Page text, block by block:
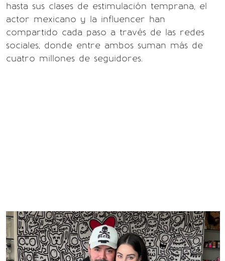
hasta sus clases de estimulación temprana, el
actor mexicano y la influencer han
compartido cada paso a través de las redes
sociales, donde entre ambos suman más de
cuatro millones de seguidores.